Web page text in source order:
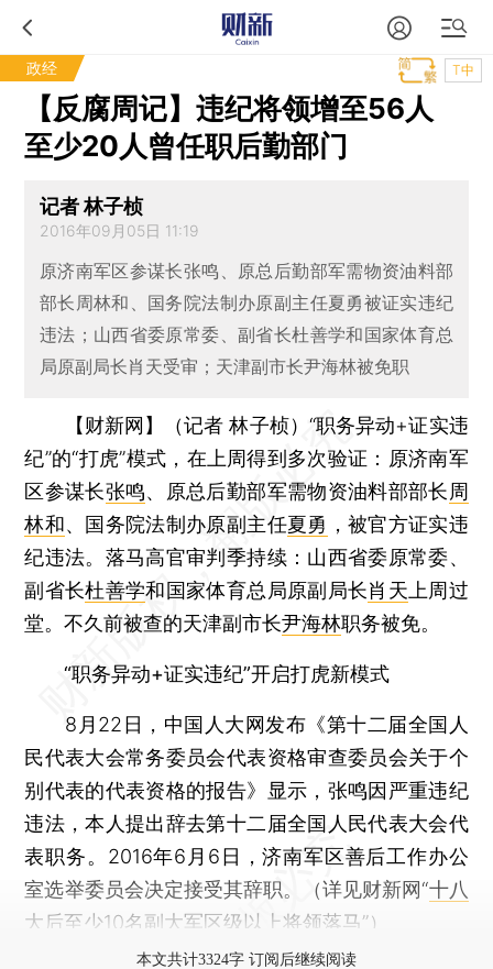
政经 T中
【反腐周记】违纪将领增至56人
至少20人曾任职后勤部门
记者 林子桢
2016年09月05日 11:19
原济南军区参谋长张鸣、原总后勤部军需物资油料部
部长周林和、国务院法制办原副主任夏勇被证实违纪
违法；山西省委原常委、副省长杜善学和国家体育总
局原副局长肖天受审；天津副市长尹海林被免职
【财新网】（记者 林子桢） “职务异动+证实违
纪”的“打虎”模式，在上周得到多次验证：原济南军
区参谋长张鸣、原总后勤部军需物资油料部部长周
林和、国务院法制办原副主任夏勇 ，被官方证实违
纪违法。落马高官审判季持续：山西省委原常委、
副省长杜善学和国家体育总局原副局长肖天 上周过
堂。不久前被查的天津副市长尹海林职务被免。
“职务异动+证实违纪”开启打虎新模式
8月22日，中国人大网发布《第十二届全国人
民代表大会常务委员会代表资格审查委员会关于个
别代表的代表资格的报告》显示，张鸣因严重违纪
违法，本人提出辞去第十二届全国人民代表大会代
表职务。2016年6月6日，济南军区善后工作办公
室选举委员会决定接受其辞职。（详见财新网“十八
大后至少10名副大军区级以上将领落马”）
本文共计3324字 订阅后继续阅读